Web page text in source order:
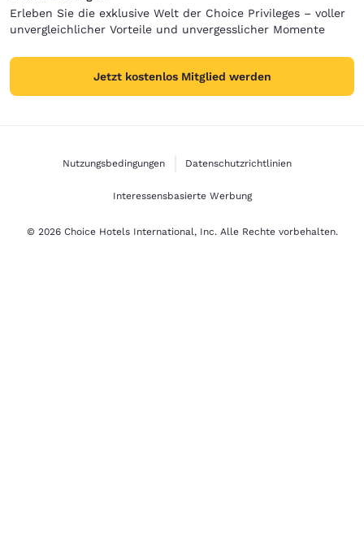
Erleben Sie die exklusive Welt der Choice Privileges – voller
unvergleichlicher Vorteile und unvergesslicher Momente
Jetzt kostenlos Mitglied werden
Nutzungsbedingungen Datenschutzrichtlinien
Interessensbasierte Werbung
© 2026 Choice Hotels International, Inc. Alle Rechte vorbehalten.